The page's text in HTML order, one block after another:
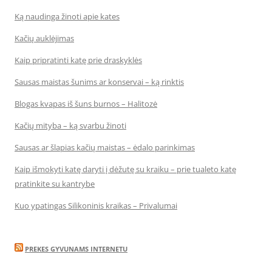
Ką naudinga žinoti apie kates
Kačių auklėjimas
Kaip pripratinti katę prie draskyklės
Sausas maistas šunims ar konservai – ką rinktis
Blogas kvapas iš šuns burnos – Halitozė
Kačių mityba – ką svarbu žinoti
Sausas ar šlapias kačių maistas – ėdalo parinkimas
Kaip išmokyti katę daryti į dėžutę su kraiku – prie tualeto katę
pratinkite su kantrybe
Kuo ypatingas Silikoninis kraikas – Privalumai
PREKES GYVUNAMS INTERNETU